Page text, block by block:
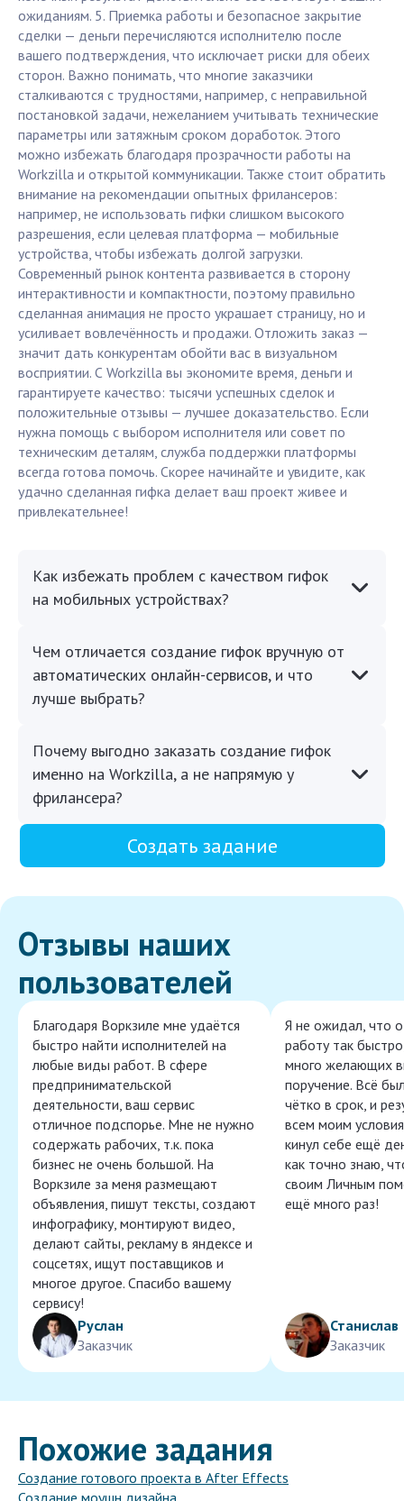
ожиданиям. 5. Приемка работы и безопасное закрытие
сделки — деньги перечисляются исполнителю после
вашего подтверждения, что исключает риски для обеих
сторон. Важно понимать, что многие заказчики
сталкиваются с трудностями, например, с неправильной
постановкой задачи, нежеланием учитывать технические
параметры или затяжным сроком доработок. Этого
можно избежать благодаря прозрачности работы на
Workzilla и открытой коммуникации. Также стоит обратить
внимание на рекомендации опытных фрилансеров:
например, не использовать гифки слишком высокого
разрешения, если целевая платформа — мобильные
устройства, чтобы избежать долгой загрузки.
Современный рынок контента развивается в сторону
интерактивности и компактности, поэтому правильно
сделанная анимация не просто украшает страницу, но и
усиливает вовлечённость и продажи. Отложить заказ —
значит дать конкурентам обойти вас в визуальном
восприятии. С Workzilla вы экономите время, деньги и
гарантируете качество: тысячи успешных сделок и
положительные отзывы — лучшее доказательство. Если
нужна помощь с выбором исполнителя или совет по
техническим деталям, служба поддержки платформы
всегда готова помочь. Скорее начинайте и увидите, как
удачно сделанная гифка делает ваш проект живее и
привлекательнее!
Как избежать проблем с качеством гифок
на мобильных устройствах?
Чем отличается создание гифок вручную от
автоматических онлайн-сервисов, и что
лучше выбрать?
Почему выгодно заказать создание гифок
именно на Workzilla, а не напрямую у
фрилансера?
Создать задание
Отзывы наших
пользователей
Благодаря Воркзиле мне удаётся
быстро найти исполнителей на
любые виды работ. В сфере
предпринимательской
деятельности, ваш сервис
отличное подспорье. Мне не нужно
содержать рабочих, т.к. пока
бизнес не очень большой. На
Воркзиле за меня размещают
объявления, пишут тексты, создают
инфографику, монтируют видео,
делают сайты, рекламу в яндексе и
соцсетях, ищут поставщиков и
многое другое. Спасибо вашему
сервису!
Руслан
Заказчик
Я не ожидал, что
работу так
много желающих
поручение. Всё
чётко в срок, и
всем моим
кинул себе ещё
как точно знаю,
своим Личным
ещё много раз!
Станислав
Заказчик
Похожие задания
Создание готового проекта в After Effects